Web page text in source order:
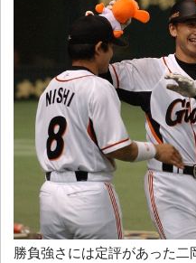
勝負強さには定評があった二